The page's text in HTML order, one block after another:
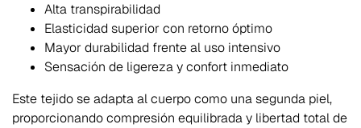
Alta transpirabilidad
Elasticidad superior con retorno óptimo
Mayor durabilidad frente al uso intensivo
Sensación de ligereza y confort inmediato
Este tejido se adapta al cuerpo como una segunda piel,
proporcionando compresión equilibrada y libertad total de